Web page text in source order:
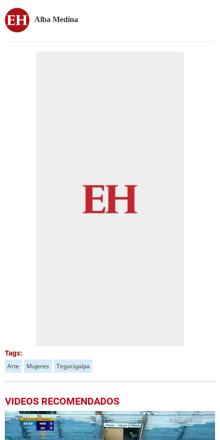
Alba Medina
Tags:
Arte Mujeres Tegucigalpa
VIDEOS RECOMENDADOS